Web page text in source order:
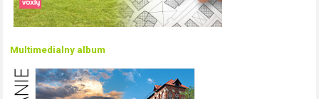
Multimedialny album